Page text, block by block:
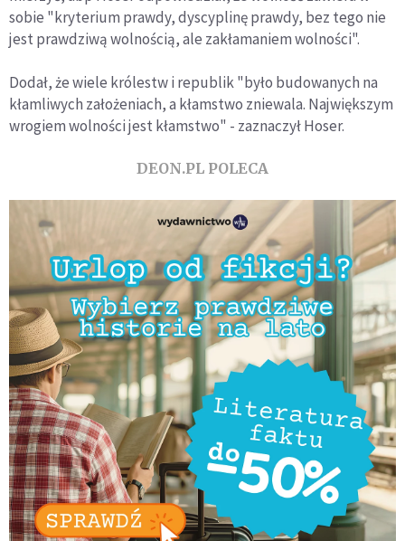
sobie "kryterium prawdy, dyscyplinę prawdy, bez tego nie
jest prawdziwą wolnością, ale zakłamaniem wolności".
Dodał, że wiele królestw i republik "było budowanych na
kłamliwych założeniach, a kłamstwo zniewala. Największym
wrogiem wolności jest kłamstwo" - zaznaczył Hoser.
DEON.PL POLECA